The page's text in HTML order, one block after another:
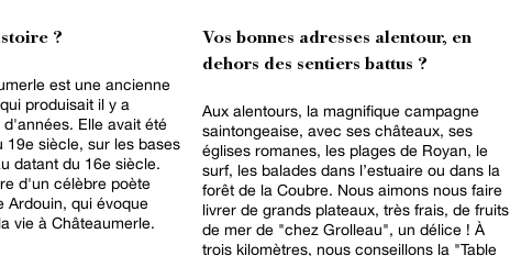
?
est une ancienne
produisait il y a
Elle avait été
19e siècle, sur les bases
datant du 16e siècle.
d'un célèbre poète
Ardouin, qui évoque
vie à Châteaumerle.
Vos bonnes adresses alentour, en
dehors des sentiers battus ?
Aux alentours, la magnifique campagne
saintongeaise, avec ses châteaux, ses
églises romanes, les plages de Royan, le
surf, les balades dans l’estuaire ou dans la
forêt de la Coubre. Nous aimons nous faire
livrer de grands plateaux, très frais, de fruits
de mer de "chez Grolleau", un délice ! À
trois kilomètres, nous conseillons la "Table